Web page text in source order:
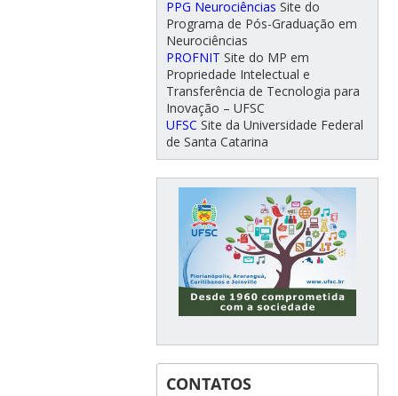
PPG Neurociências Site do
Programa de Pós-Graduação em
Neurociências
PROFNIT Site do MP em
Propriedade Intelectual e
Transferência de Tecnologia para
Inovação – UFSC
UFSC Site da Universidade Federal
de Santa Catarina
CONTATOS